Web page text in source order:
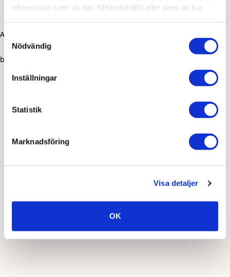
information som du har tillhandahållit eller som de har
Samtyckesval
Nödvändig
Inställningar
Statistik
Marknadsföring
Visa detaljer
OK
Application error: a client-side exception has occurred (see the
browser console for more information)